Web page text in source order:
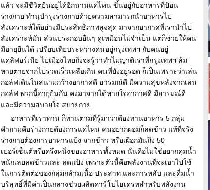
แล้ว จะมีชีวิตยืนอยู่ได้อีกนานแค่ไหน ขึ้นอยู่กับอาหารที่ป้อน
ร่างกาย ทำนุบำรุงร่างกายด้วยความสามารถนำอาหารไป
สังเคราะห์ได้อย่างมีประสิทธิภาพสูงสุด มาจากอากาศที่เรานำไป
สังเคราะห์มัน ส่วนประกอบอื่นๆ ดูเหมือนไม่จำเป็น แต่ก็ช่วยให้คน
มีอายุยืนได้ เปรียบเทียบระหว่างคนอยู่กรุงเทพฯ กับคนอยู่
แคลิฟอร์เนีย ไปเมืองไทยถึงจะรู้ว่าทำไมญาติเราที่กรุงเทพฯ ล้ม
หายตายจากไปรวดเร็วเหลือเกิน คนที่ยังอยู่รอด ก็เป็นเพราะว่าเล่น
กอล์ฟเดินในสนามกว้างอากาศดี อารมณ์ดี มีความสุขหลังจากเล่น
กอล์ฟ พวกนี้อายุยืนกัน คงมาจากได้หายใจอากาศดี มีอารมณ์ดี
และมีความสบายใจ สบายกาย
อาหารที่เราทาน ก็ทานตามที่รู้มาว่าต้องทานอาหาร 5 กลุ่ม
คำถามคือร่างกายต้องการแค่ไหน คนอยากผอมก็ลดข้าว แท้ที่จริง
ร่างกายต้องการอาหารแป้ง จากข้าว หรือเผือกมันถึง 50
เปอร์เซ็นต์หรือครึ่งหนึ่งของอาหารทั้งหมด นั่นคือไม่ใช่อยากคุมน้ำ
หนักเลยลดข้าวและ ลดแป้ง เพราะตัวนี้คือพลังงานที่จะเอาไปใช้
ในการติดต่อของกลุ่มกล้ามเนื้อ ประสาท และการหลับ และดื่มน้ำ
บริสุทธิ์ที่มีค่าเป็นกลางช่วยผลิตคาร์โบไฮเดรทสำหรับพลังงาน